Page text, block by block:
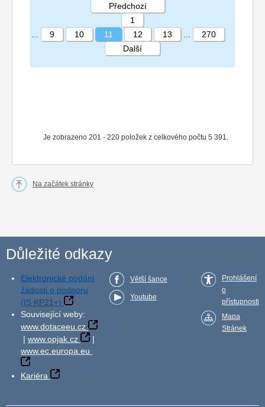
STRÁNKA 11 270
Je zobrazeno 201 - 220 položek z celkového počtu 5 391.
Předchozí
1
9 10 11 12 13
270
Další
Na začátek stránky
Důležité odkazy
Elektronické podání
žádosti o podporu
(IS KP21+)
Související weby:
www.dotaceeu.cz
| www.opjak.cz
|
www.ec.europa.eu
Kariéra
Větší šance
Youtube
Prohlášení
o
přístupnosti
Mapa
Stránek